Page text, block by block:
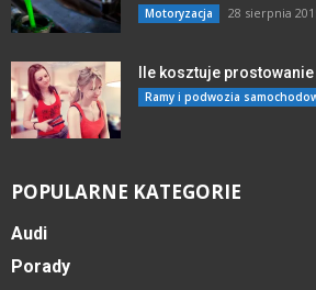
Motoryzacja 28 sierpnia
Ile kosztuje
Ramy i podwozia
POPULARNE KATEGORIE
Audi
Porady